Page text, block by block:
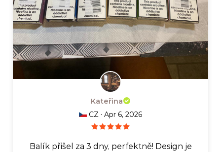
Kateřina
CZ · Apr 6, 2026
Balík přišel za 3 dny, perfektně! Design je